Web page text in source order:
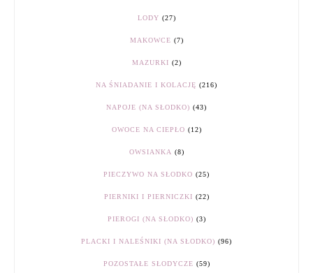
LODY (27)
MAKOWCE (7)
MAZURKI (2)
NA ŚNIADANIE I KOLACJĘ (216)
NAPOJE (NA SŁODKO) (43)
OWOCE NA CIEPŁO (12)
OWSIANKA (8)
PIECZYWO NA SŁODKO (25)
PIERNIKI I PIERNICZKI (22)
PIEROGI (NA SŁODKO) (3)
PLACKI I NALEŚNIKI (NA SŁODKO) (96)
POZOSTAŁE SŁODYCZE (59)